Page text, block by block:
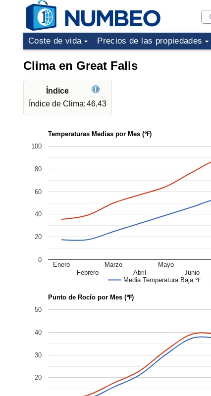
Coste de vida Precios de las propiedades
Clima en Great Falls
Índice
Índice de Clima:46,43
Temperaturas Medias por Mes (℉)
Media Temperatura Baja ℉
Enero
Febrero
Marzo
Abril
Mayo
Junio
0
20
40
60
80
100
Punto de Rocío por Mes (℉)
20
30
40
50